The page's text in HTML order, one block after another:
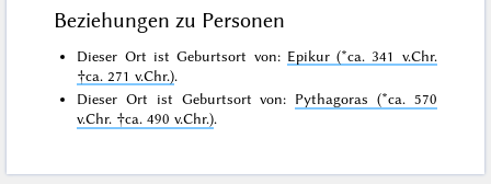
Beziehungen zu Personen
Dieser Ort ist Geburtsort von: Epikur (*ca. 341 v.Chr.
†ca. 271 v.Chr.).
Dieser Ort ist Geburtsort von: Pythagoras (*ca. 570
v.Chr. †ca. 490 v.Chr.).